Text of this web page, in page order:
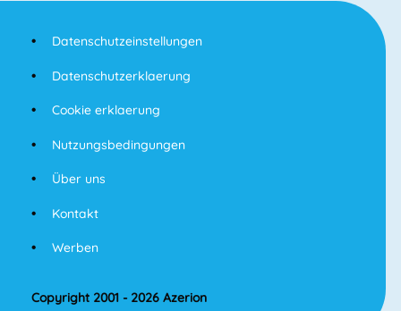
Datenschutzeinstellungen
Datenschutzerklaerung
Cookie erklaerung
Nutzungsbedingungen
Über uns
Kontakt
Werben
Copyright 2001 - 2026 Azerion